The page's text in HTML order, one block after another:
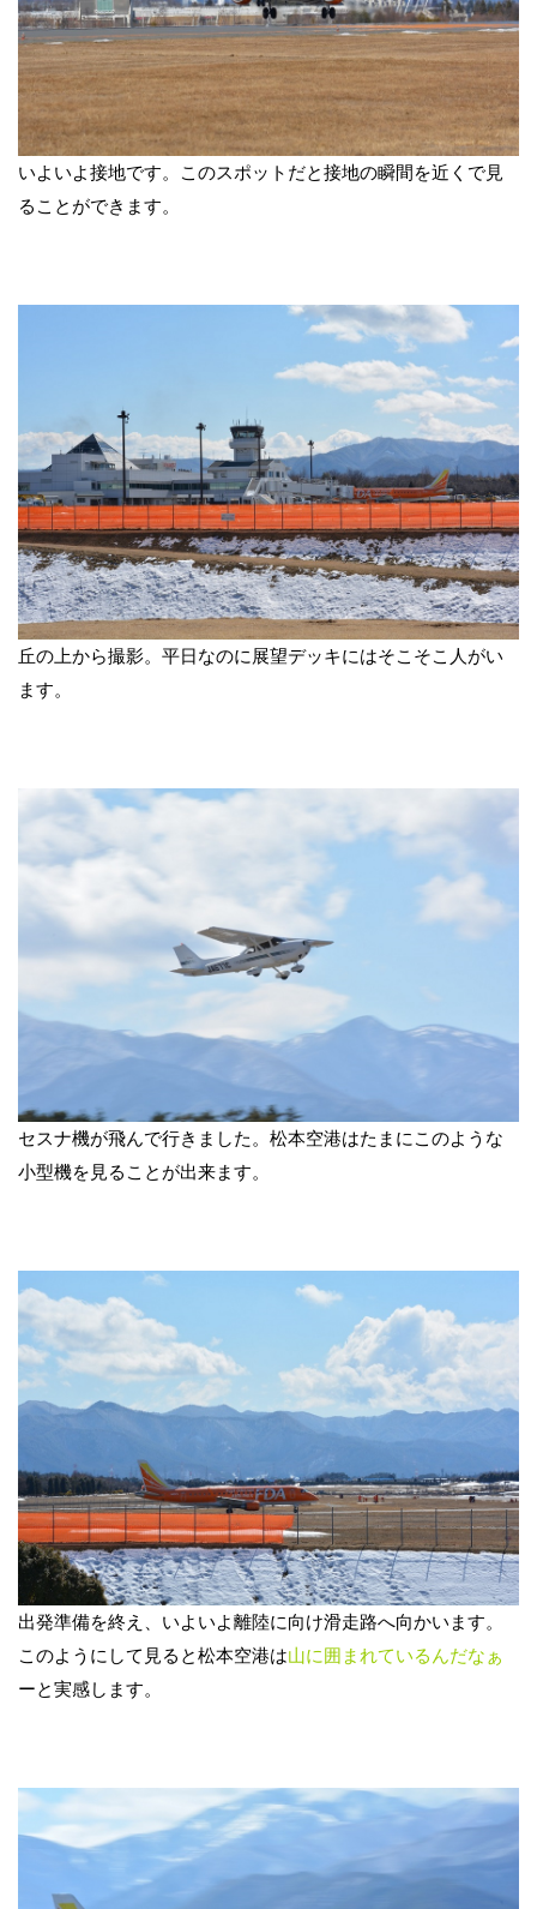
いよいよ接地です。このスポットだと接地の瞬間を近くで見
ることができます。
丘の上から撮影。平日なのに展望デッキにはそこそこ人がい
ます。
セスナ機が飛んで行きました。松本空港はたまにこのような
小型機を見ることが出来ます。
出発準備を終え、いよいよ離陸に向け滑走路へ向かいます。
このようにして見ると松本空港は山に囲まれているんだなぁ
ーと実感します。